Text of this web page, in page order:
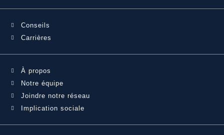
Conseils
Carrières
À propos
Notre équipe
Joindre notre réseau
Implication sociale